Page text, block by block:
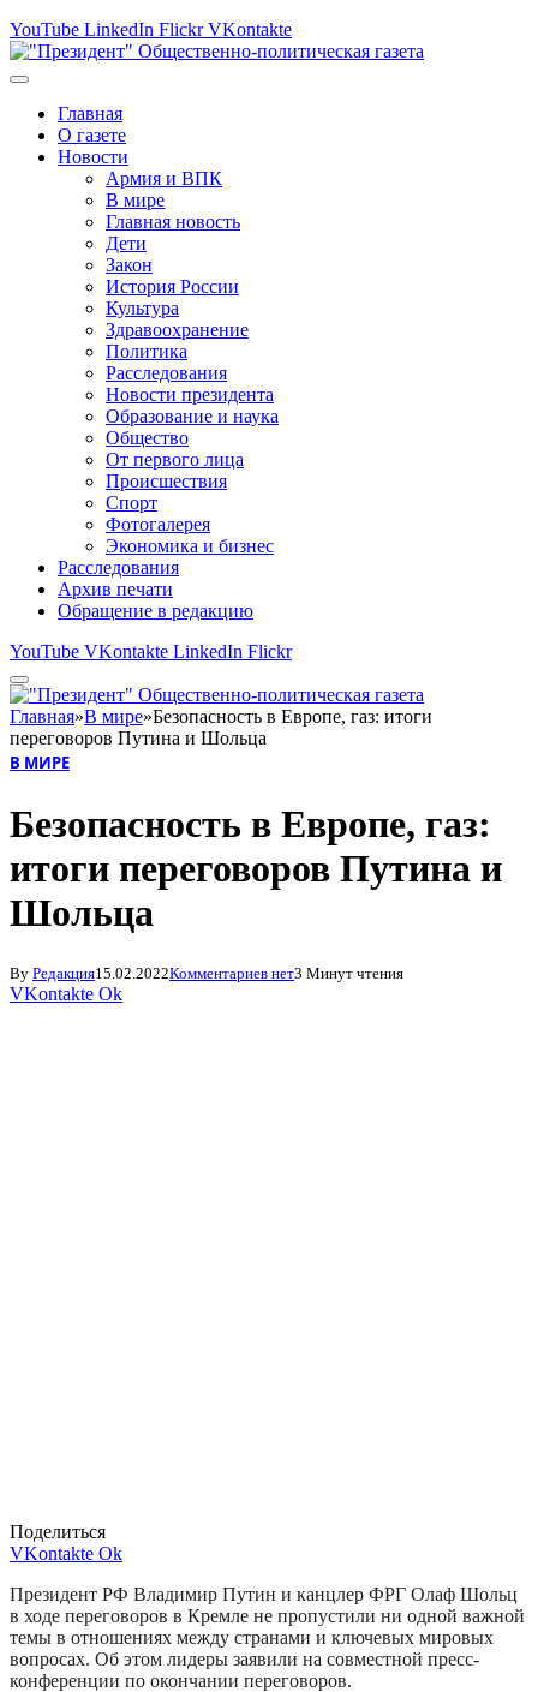
YouTube LinkedIn Flickr VKontakte
Главная
О газете
Новости
Армия и ВПК
В мире
Главная новость
Дети
Закон
История России
Культура
Здравоохранение
Политика
Расследования
Новости президента
Образование и наука
Общество
От первого лица
Происшествия
Спорт
Фотогалерея
Экономика и бизнес
Расследования
Архив печати
Обращение в редакцию
YouTube VKontakte LinkedIn Flickr
Главная»В мире»Безопасность в Европе, газ: итоги
переговоров Путина и Шольца
В МИРЕ
Безопасность в Европе, газ:
итоги переговоров Путина и
Шольца
By Редакция15.02.2022Комментариев нет3 Минут чтения
VKontakte Ok
Поделиться
VKontakte Ok
Президент РФ Владимир Путин и канцлер ФРГ Олаф Шольц
в ходе переговоров в Кремле не пропустили ни одной важной
темы в отношениях между странами и ключевых мировых
вопросах. Об этом лидеры заявили на совместной пресс-
конференции по окончании переговоров.